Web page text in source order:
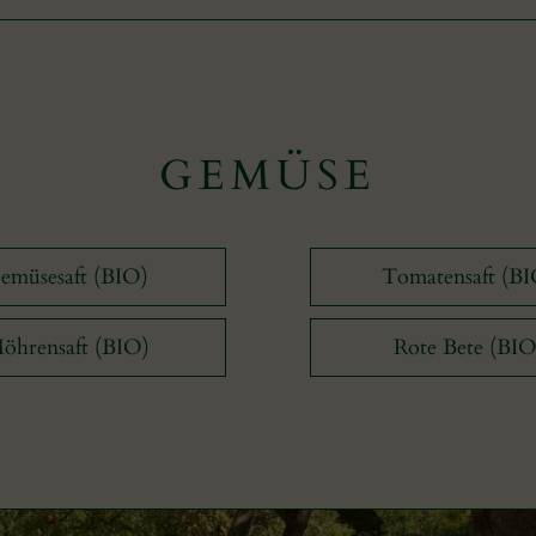
GEMÜSE
(BIO)
(BIO)
Tomatensaft
Rote Bete